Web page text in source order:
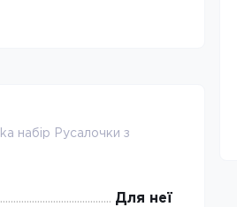
набір Русалочки з
Для неї